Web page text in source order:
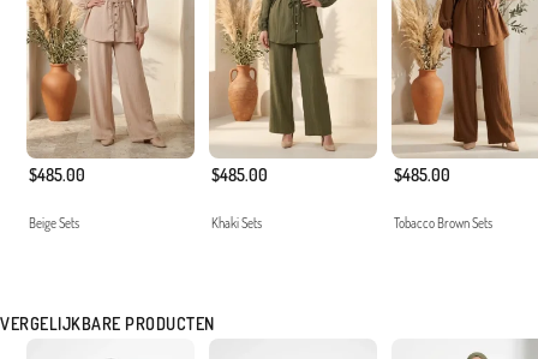
$485.00
Beige Sets
$485.00
Khaki Sets
$485.00
Tobacco Brown Sets
VERGELIJKBARE PRODUCTEN